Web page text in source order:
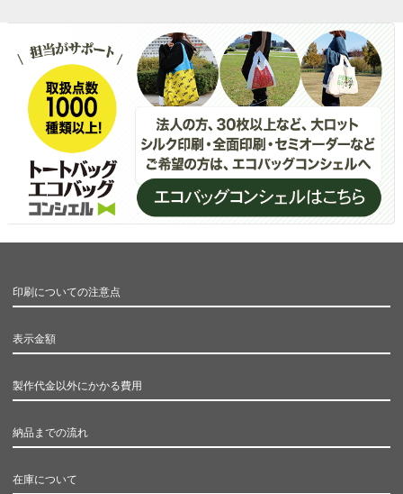
印刷についての注意点
表示金額
製作代金以外にかかる費用
納品までの流れ
在庫について